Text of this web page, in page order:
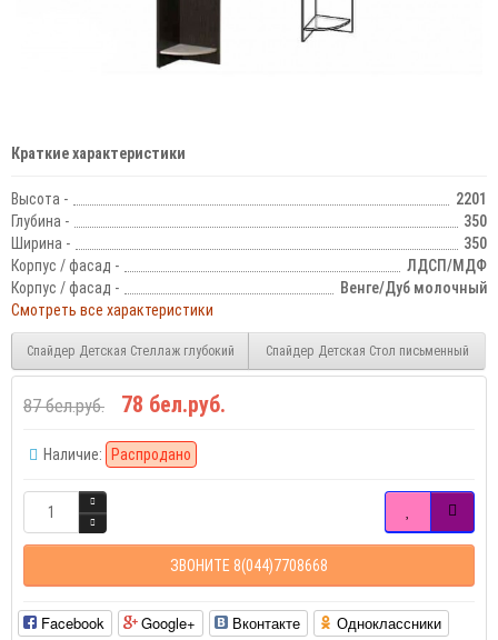
Краткие характеристики
Высота -
2201
Глубина -
350
Ширина -
350
Корпус / фасад -
ЛДСП/МДФ
Корпус / фасад -
Венге/Дуб молочный
Смотреть все характеристики
Спайдер Детская Стеллаж глубокий Спайдер Детская Стол письменный
87 бел.руб. 78 бел.руб.
Наличие: Распродано
ЗВОНИТЕ 8(044)7708668
Facebook Google+ Вконтакте Одноклассники